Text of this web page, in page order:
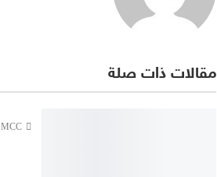
مقالات ذات صلة
MCC